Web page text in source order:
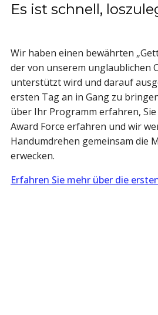
Es ist schnell,
Wir haben einen bewährten
der von unserem unglaublichen
unterstützt wird und darauf
ersten Tag an in Gang zu
über Ihr Programm erfahren,
Award Force erfahren und wir
Handumdrehen gemeinsam die
erwecken.
Erfahren Sie mehr über die